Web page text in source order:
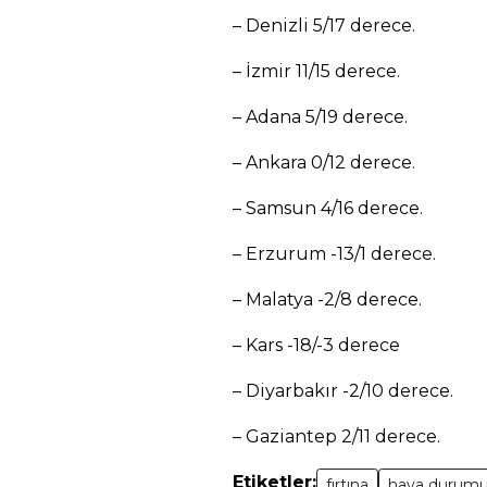
– Denizli 5/17 derece.
– İzmir 11/15 derece.
– Adana 5/19 derece.
– Ankara 0/12 derece.
– Samsun 4/16 derece.
– Erzurum -13/1 derece.
– Malatya -2/8 derece.
– Kars -18/-3 derece
– Diyarbakır -2/10 derece.
– Gaziantep 2/11 derece.
Etiketler: